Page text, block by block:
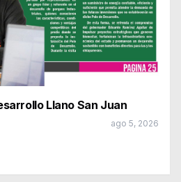
Llano San Juan
ago 5, 2026